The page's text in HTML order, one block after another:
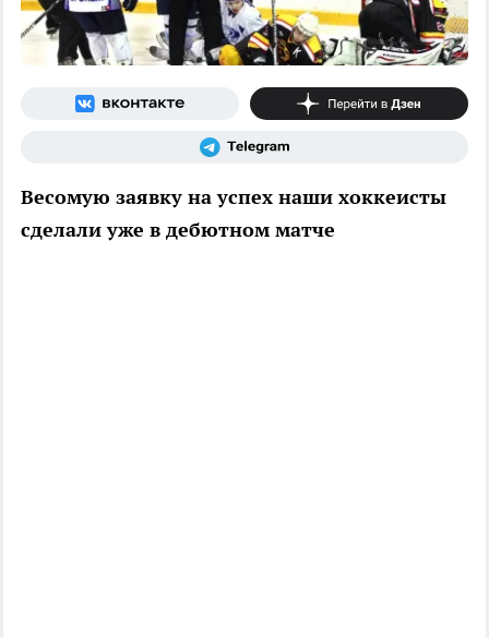
Весомую заявку на успех наши хоккеисты
сделали уже в дебютном матче